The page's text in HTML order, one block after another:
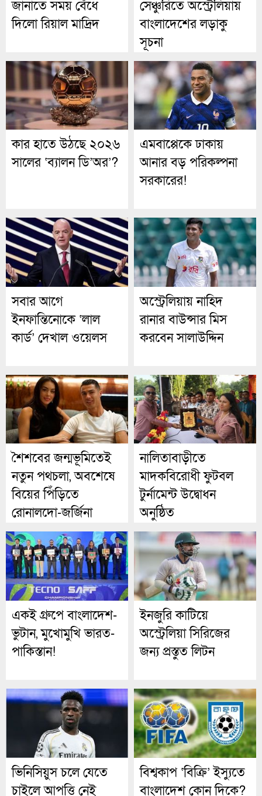
জানাতে সময় বেঁধে
দিলো রিয়াল মাদ্রিদ
সেঞ্চুরিতে অস্ট্রেলিয়ায়
বাংলাদেশের লড়াকু
সূচনা
কার হাতে উঠছে ২০২৬
সালের ‘ব্যালন ডি’অর’?
এমবাপ্পেকে ঢাকায়
আনার বড় পরিকল্পনা
সরকারের!
সবার আগে
ইনফান্তিনোকে ‘লাল
কার্ড’ দেখাল ওয়েলস
অস্ট্রেলিয়ায় নাহিদ
রানার বাউন্সার মিস
করবেন সালাউদ্দিন
শৈশবের জন্মভূমিতেই
নতুন পথচলা, অবশেষে
বিয়ের পিঁড়িতে
রোনালদো-জর্জিনা
নালিতাবাড়ীতে
মাদকবিরোধী ফুটবল
টুর্নামেন্ট উদ্বোধন
অনুষ্ঠিত
একই গ্রুপে বাংলাদেশ-
ভুটান, মুখোমুখি ভারত-
পাকিস্তান!
ইনজুরি কাটিয়ে
অস্ট্রেলিয়া সিরিজের
জন্য প্রস্তুত লিটন
ভিনিসিয়ুস চলে যেতে
চাইলে আপত্তি নেই
বিশ্বকাপ ‘বিক্রি’ ইস্যুতে
বাংলাদেশ কোন দিকে?